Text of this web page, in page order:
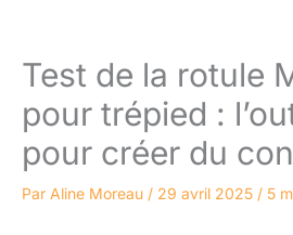
Test de la rotule
pour trépied :
pour créer du
Par Aline Moreau / 29 avril 2025 / 5